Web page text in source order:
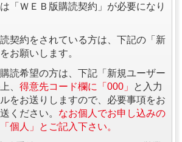
「ＷＥＢ版購読契約」が必要になり
契約をされている方は、下記の「新
お願いします。
読希望の方は、下記「新規ユーザー
、 得意先コード欄に「000」
と入力
をお送りしますので、必要事項をお
ください。 なお個人でお申し込みの
個人」とご記入下さい。